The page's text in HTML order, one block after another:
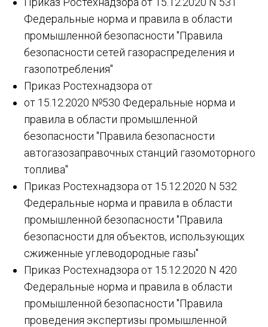
Федеральные норма и правила в области
промышленной безопасности "Правила
безопасности сетей газораспределения и
газопотребления"
Приказ Ростехнадзора от
от 15.12.2020 №530 Федеральные норма и
правила в области промышленной
безопасности "Правила безопасности
автогазозаправочных станций газомоторного
топлива"
Приказ Ростехнадзора от 15.12.2020 N 532
Федеральные норма и правила в области
промышленной безопасности "Правила
безопасности для объектов, использующих
сжиженные углеводородные газы"
Приказ Ростехнадзора от 15.12.2020 N 420
Федеральные норма и правила в области
промышленной безопасности "Правила
проведения экспертизы промышленной